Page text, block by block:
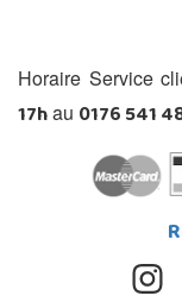
Horaire Service
17hau 0176 541